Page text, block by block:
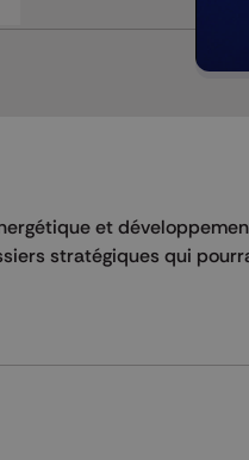
et
stratégiques qui